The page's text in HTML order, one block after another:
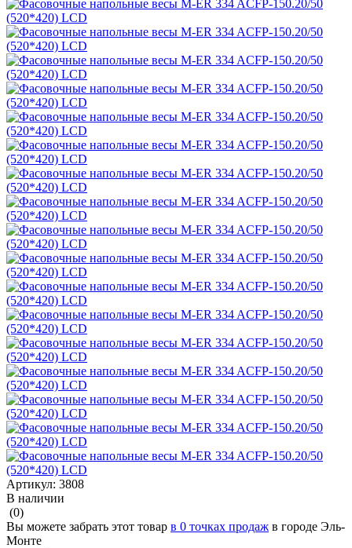
Артикул: 3808
В наличии
(0)
Вы можете забрать этот товар в 0 точках продаж в городе Эль-
Монте